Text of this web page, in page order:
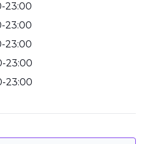
-23:00
-23:00
-23:00
-23:00
-23:00